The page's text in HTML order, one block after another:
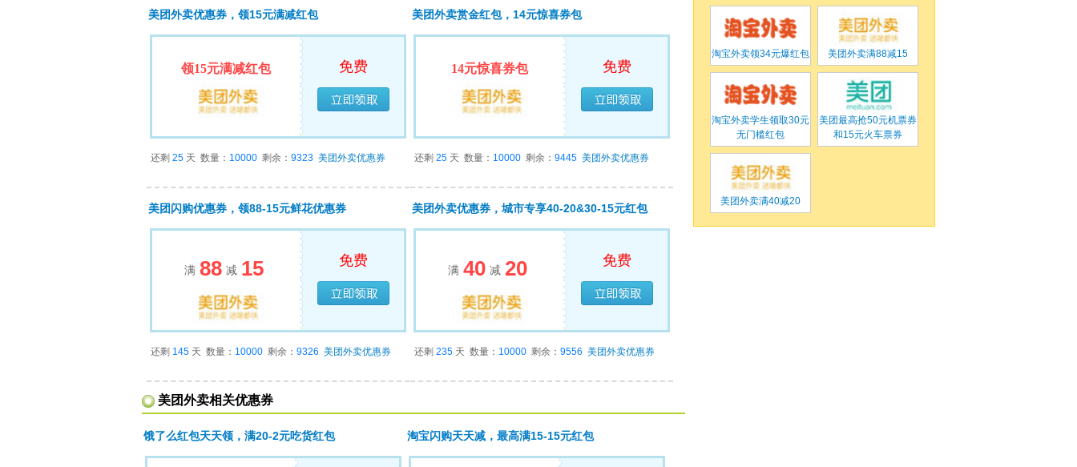
美团外卖优惠券，领15元满减红包
领15元满减红包 免费
已经领完
还剩 25 天 数量： 10000 剩余： 9323 美团外卖优惠券
美团外卖赏金红包，14元惊喜券包
14元惊喜券包 免费
已经领完
还剩 25 天 数量： 10000 剩余： 9445 美团外卖优惠券
美团闪购优惠券，领88-15元鲜花优惠券
满 88 减 15 免费
已经领完
还剩 145 天 数量： 10000 剩余： 9326 美团外卖优惠券
美团外卖优惠券，城市专享40-20&30-15元红包
满 40 减 20 免费
已经领完
还剩 235 天 数量： 10000 剩余： 9556 美团外卖优惠券
美团外卖相关优惠券
饿了么红包天天领，满20-2元吃货红包 淘宝闪购天天减，最高满15-15元红包
淘宝外卖领34元爆红包 美团外卖满88减15
淘宝外卖学生领取30元
无门槛红包
美团最高抢50元机票券
和15元火车票券
美团外卖满40减20